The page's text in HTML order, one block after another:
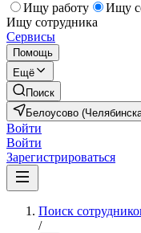
Ищу работу
Ищу
Ищу сотрудника
Сервисы
Помощь
Ещё
Поиск
Белоусово
Войти
Войти
Зарегистрироваться
Поиск
/